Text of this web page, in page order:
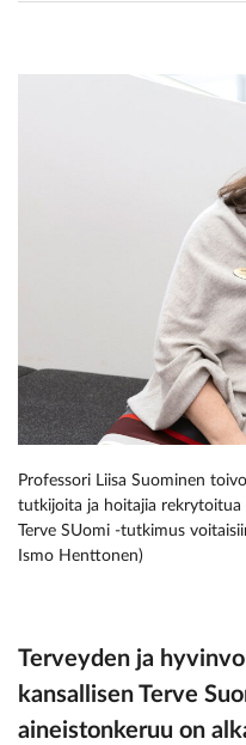
Professori Liisa Suominen
tutkijoita ja hoitajia rekrytoitua
Terve SUomi -tutkimus
Ismo Henttonen)
Terveyden ja
kansallisen Terve
aineistonkeruu on